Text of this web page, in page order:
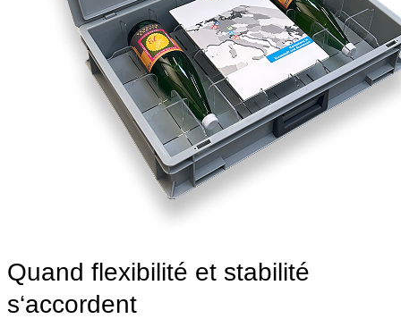
Quand flexibilité et stabilité
s‘accordent